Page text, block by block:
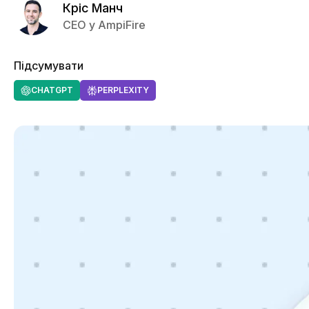
Кріс Манч
CEO у AmpiFire
Підсумувати
CHATGPT PERPLEXITY